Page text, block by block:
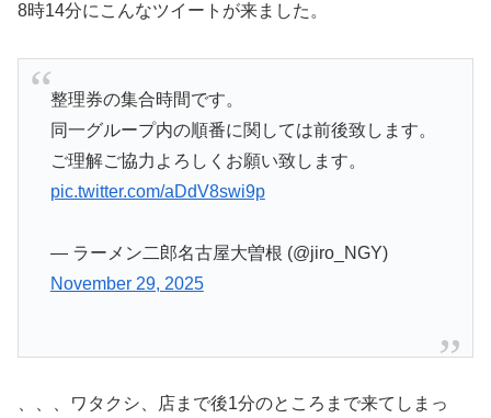
8時14分にこんなツイートが来ました。
整理券の集合時間です。
同一グループ内の順番に関しては前後致します。
ご理解ご協力よろしくお願い致します。
pic.twitter.com/aDdV8swi9p
— ラーメン二郎名古屋大曽根 (@jiro_NGY)
November 29, 2025
、、、ワタクシ、店まで後1分のところまで来てしまっ